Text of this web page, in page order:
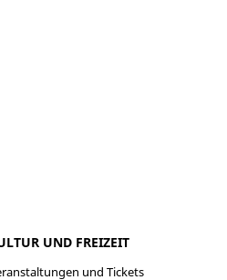
UND FREIZEIT
und Tickets